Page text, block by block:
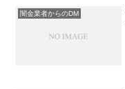
闇金業者からのDM